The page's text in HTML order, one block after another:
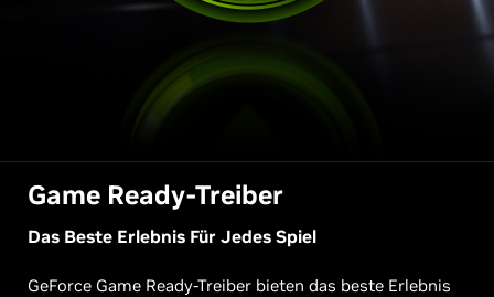
Game Ready-Treiber
Das Beste Erlebnis Für Jedes Spiel
GeForce Game Ready-Treiber bieten das beste Erlebnis